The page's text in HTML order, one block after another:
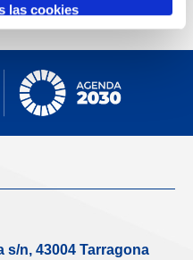
las cookies
s/n, 43004 Tarragona